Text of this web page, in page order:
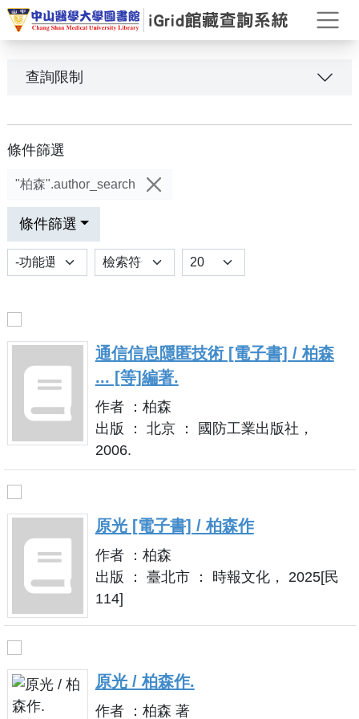
打
查詢限制
條件篩選
"柏森".author_search
條件篩選
功能選項 排序 Results per page
通信信息隱匿技術 [電子書] / 柏森
... [等]編著.
作者 ：柏森
出版 ： 北京 ： 國防工業出版社，
2006.
原光 [電子書] / 柏森作
作者 ：柏森
出版 ： 臺北市 ： 時報文化， 2025[民
114]
原光 / 柏森作.
作者 ：柏森 著